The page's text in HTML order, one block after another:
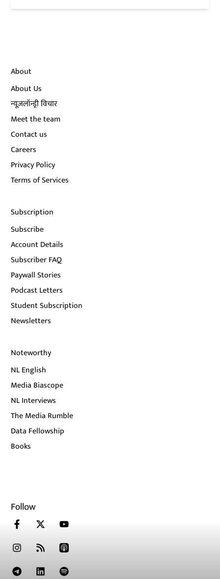
About
About Us
न्यूज़लॉन्ड्री विचार
Meet the team
Contact us
Careers
Privacy Policy
Terms of Services
Subscription
Subscribe
Account Details
Subscriber FAQ
Paywall Stories
Podcast Letters
Student Subscription
Newsletters
Noteworthy
NL English
Media Biascope
NL Interviews
The Media Rumble
Data Fellowship
Books
Follow